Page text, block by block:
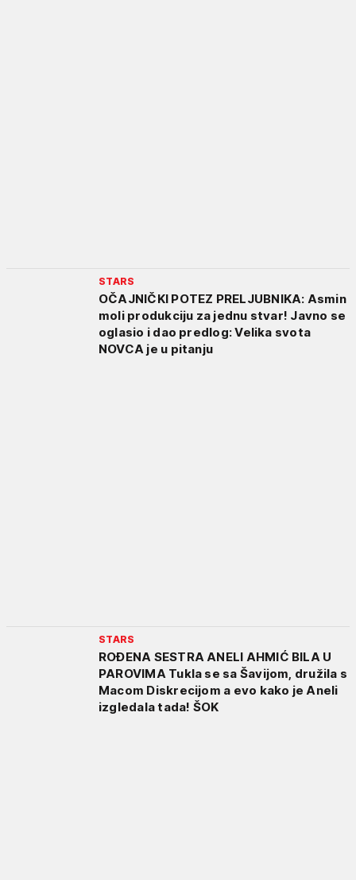
STARS
OČAJNIČKI POTEZ PRELJUBNIKA: Asmin
moli produkciju za jednu stvar! Javno se
oglasio i dao predlog: Velika svota
NOVCA je u pitanju
STARS
ROĐENA SESTRA ANELI AHMIĆ BILA U
PAROVIMA Tukla se sa Šavijom, družila s
Macom Diskrecijom a evo kako je Aneli
izgledala tada! ŠOK